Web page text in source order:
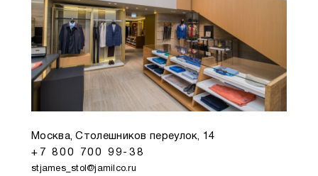
Москва, Столешников переулок, 14
+7 800 700 99-38
stjames_stol@jamilco.ru